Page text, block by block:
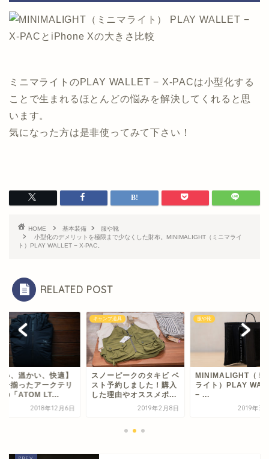
ミニマライトのPLAY WALLET − X-PACは小型化する
ことで生まれるほとんどの悩みを解決してくれると思
います。
気になった方は是非使ってみて下さい！
HOME 基本装備
服や靴
小型化のデメリットを極限まで少なくした財布。MINIMALIGHT（ミニマライ
ト）PLAY WALLET − X-PAC。
RELATED POST
い、温かい、快適】
子揃ったアークテリ
の「ATOM LT...
2018年12月6日
キャンプ道具
スノーピークのタキビ ベ
スト予約しました！購入
した理由やオススメポ...
2019年2月8日
服や靴
MINIMALIGHT（ミ
ライト）PLAY
− ...
2019年3